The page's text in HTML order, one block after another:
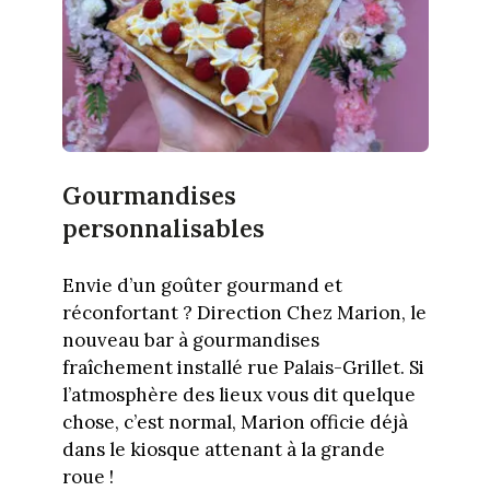
Gourmandises
personnalisables
Envie d’un goûter gourmand et
réconfortant ? Direction Chez Marion, le
nouveau bar à gourmandises
fraîchement installé rue Palais-Grillet. Si
l’atmosphère des lieux vous dit quelque
chose, c’est normal, Marion officie déjà
dans le kiosque attenant à la grande
roue !